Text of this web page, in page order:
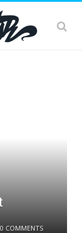
0 COMMENTS